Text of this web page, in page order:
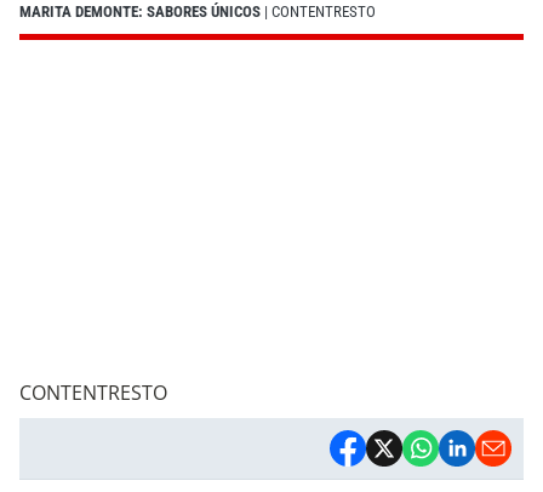
MARITA DEMONTE: SABORES ÚNICOS | CONTENTRESTO
CONTENTRESTO